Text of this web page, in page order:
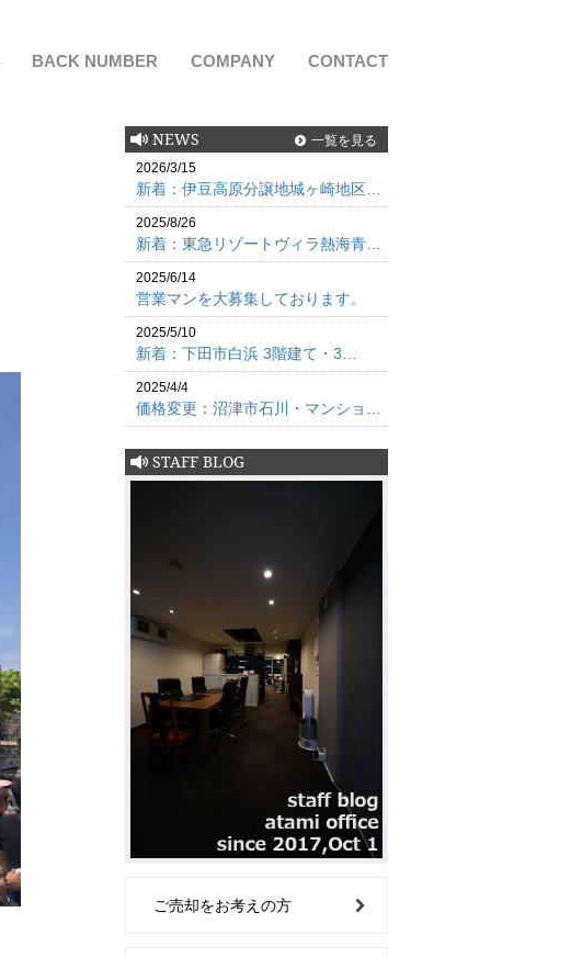
BACK NUMBER COMPANY CONTACT
NEWS 一覧を見る
2026/3/15
新着：伊豆高原分譲地城ヶ崎地区…
2025/8/26
新着：東急リゾートヴィラ熱海青…
2025/6/14
営業マンを大募集しております。
2025/5/10
新着：下田市白浜 3階建て・3…
2025/4/4
価格変更：沼津市石川・マンショ…
STAFF BLOG
ご売却をお考えの方